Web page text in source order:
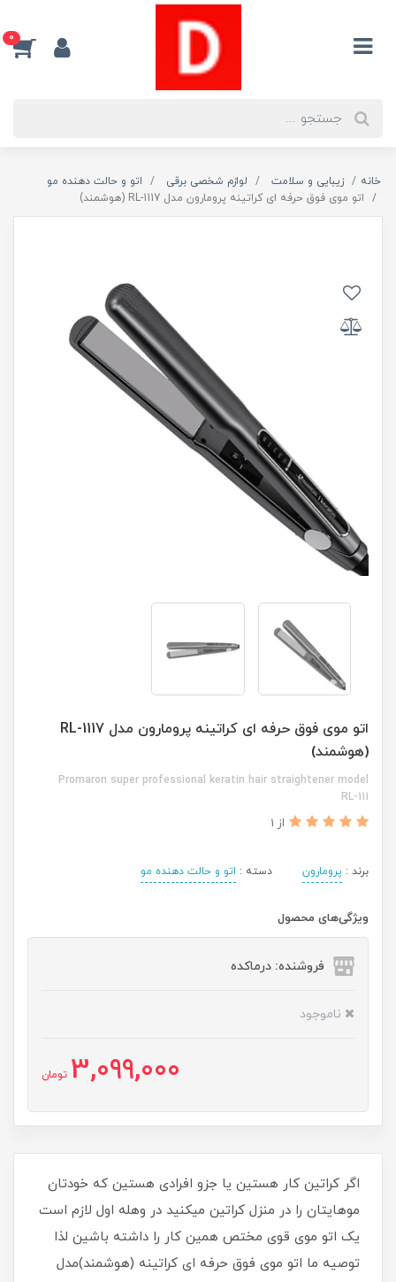
0
خانه زیبایی و سلامت لوازم شخصی برقی
اتو و حالت دهنده مو
اتو موی فوق حرفه ای کراتینه پرومارون مدل RL-1117 (هوشمند)
اتو موی فوق حرفه ای کراتینه پرومارون مدل RL-1117
(هوشمند)
Promaron super professional keratin hair straightener model
RL-111
از 1
برند : پرومارون دسته : اتو و حالت دهنده مو
ویژگی‌های محصول
فروشنده: درماکده
ناموجود
3,099,000 تومان
اگر کراتین کار هستین یا جزو افرادی هستین که خودتان
موهایتان را در منزل کراتین میکنید در وهله اول لازم است
یک اتو موی قوی مختص همین کار را داشته باشین لذا
توصیه ما اتو موی فوق حرفه ای کراتینه (هوشمند)مدل